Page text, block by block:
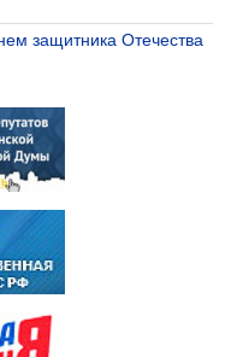
защитника Отечества